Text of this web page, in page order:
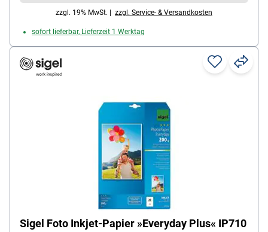
zzgl. 19% MwSt. | zzgl. Service- & Versandkosten
sofort lieferbar, Lieferzeit 1 Werktag
Sigel Foto Inkjet-Papier »Everyday Plus« IP710